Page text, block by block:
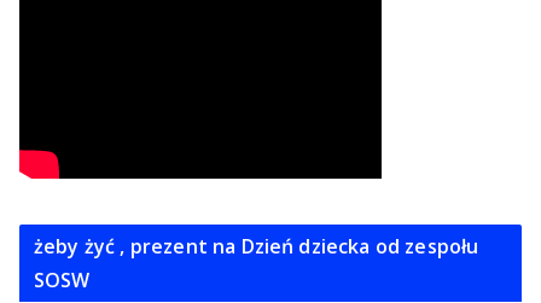
żeby żyć , prezent na Dzień dziecka od zespołu
SOSW